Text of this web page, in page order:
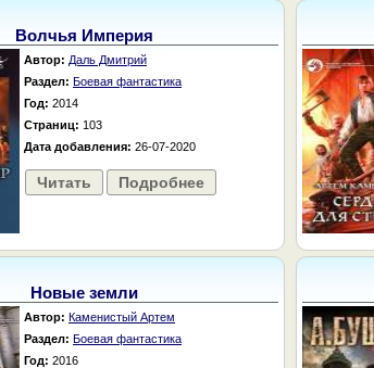
Волчья Империя
Автор: Даль Дмитрий
Раздел: Боевая фантастика
Год: 2014
Страниц: 103
Дата добавления: 26-07-2020
Читать Подробнее
Новые земли
Автор: Каменистый Артем
Раздел: Боевая фантастика
Год: 2016